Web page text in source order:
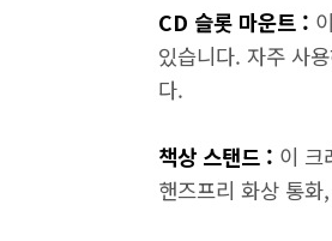
CD 슬롯 마운트 :
있습니다. 자주 사
다.
책상 스탠드 : 이 크
핸즈프리 화상 통